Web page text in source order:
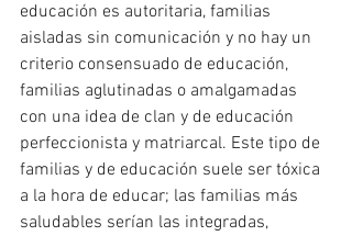
educación es autoritaria, familias
aisladas sin comunicación y no hay un
criterio consensuado de educación,
familias aglutinadas o amalgamadas
con una idea de clan y de educación
perfeccionista y matriarcal. Este tipo de
familias y de educación suele ser tóxica
a la hora de educar; las familias más
saludables serían las integradas,